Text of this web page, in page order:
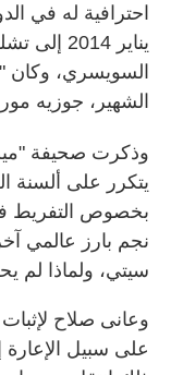
احترافية له في
يناير
السويسري، وكان
الشهير، جوزيه
وذكرت صحيفة
يتكرر على
بخصوص التفريط
نجم بارز عالمي
سيتي، ولماذا لم
وعانى صلاح